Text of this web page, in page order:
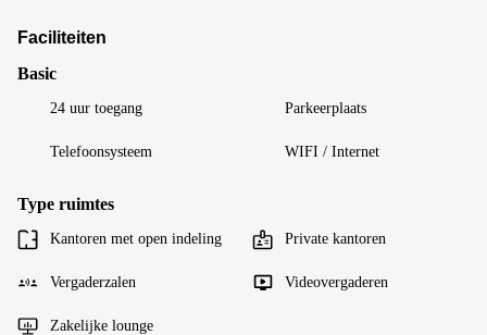
Faciliteiten
Basic
24 uur toegang Parkeerplaats
Telefoonsysteem WIFI / Internet
Type ruimtes
Kantoren met open indeling Private kantoren
Vergaderzalen Videovergaderen
Zakelijke lounge